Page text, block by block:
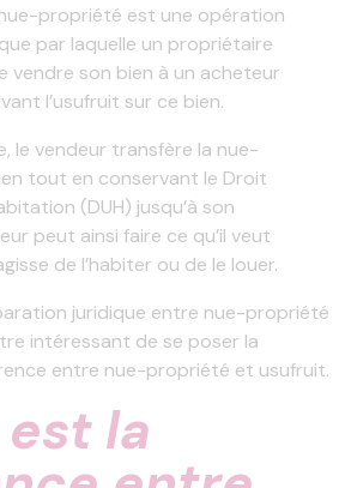
propriété est une opération
par laquelle un propriétaire
vendre son bien à un acheteur
l’usufruit sur ce bien.
le vendeur transfère la nue-
tout en conservant le Droit
(DUH) jusqu’à son
peut ainsi faire ce qu’il veut
de l’habiter ou de le louer.
juridique entre nue-propriété
intéressant de se poser la
entre nue-propriété et usufruit.
la